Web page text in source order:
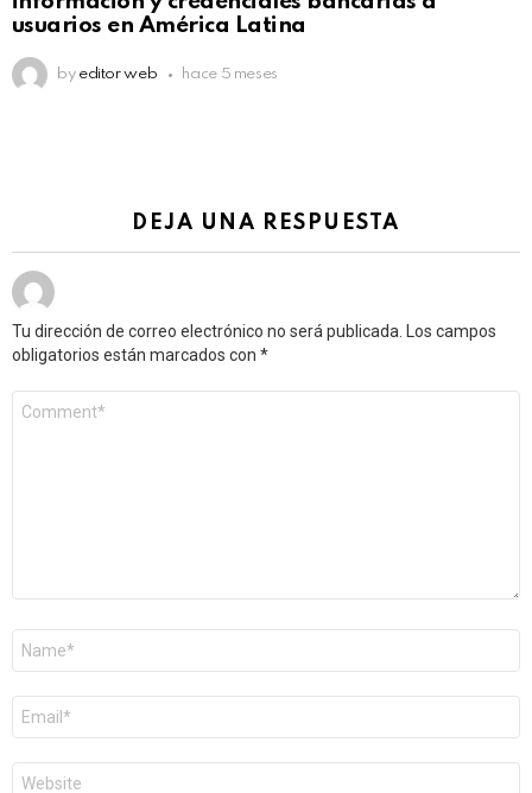
usuarios en América Latina
by editor web hace 5 meses
DEJA UNA RESPUESTA
Tu dirección de correo electrónico no será publicada.
Los campos
obligatorios están marcados con *
electrónico
*